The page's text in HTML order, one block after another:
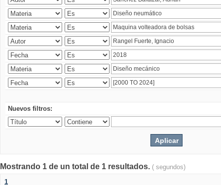
Nuevos filtros:
Mostrando 1 de un total de 1 resultados. ( segundos)
1